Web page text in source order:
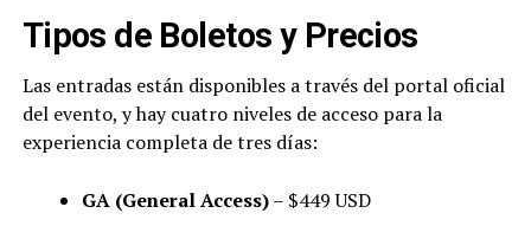
Tipos de Boletos y Precios
Las entradas están disponibles a través del portal oficial
del evento, y hay cuatro niveles de acceso para la
experiencia completa de tres días:
GA (General Access)– $449 USD